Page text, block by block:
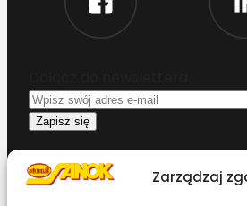
Zarządzaj
Oświadczam, że
warunki korzystania z